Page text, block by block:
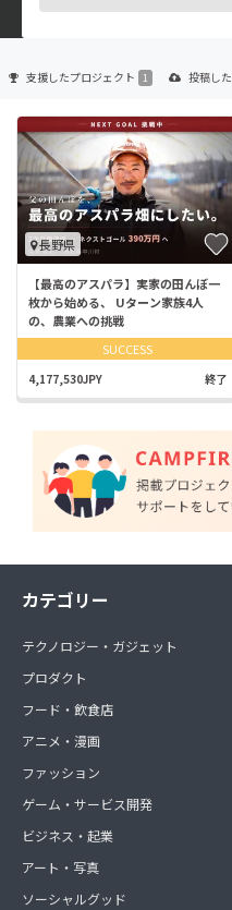
支援したプロジェクト 1 投稿した
長野県
【最高のアスパラ】実家の田んぼ一
枚から始める、 Uターン家族4人
の、農業への挑戦
SUCCESS
4,177,530JPY 終了
カテゴリー
テクノロジー・ガジェット
プロダクト
フード・飲食店
アニメ・漫画
ファッション
ゲーム・サービス開発
ビジネス・起業
アート・写真
ソーシャルグッド